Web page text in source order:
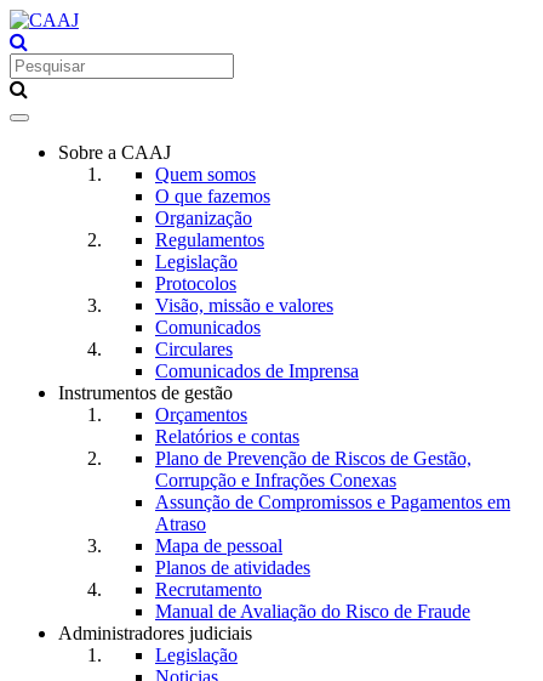
Toggle
navigationSobre a CAAJ
Quem somos
O que fazemos
Organização
Regulamentos
Legislação
Protocolos
Visão, missão e valores
Comunicados
Circulares
Comunicados de Imprensa
Instrumentos de gestão
Orçamentos
Relatórios e contas
Plano de Prevenção de Riscos de Gestão,
Corrupção e Infrações Conexas
Assunção de Compromissos e Pagamentos em
Atraso
Mapa de pessoal
Planos de atividades
Recrutamento
Manual de Avaliação do Risco de Fraude
Administradores judiciais
Legislação
Noticias